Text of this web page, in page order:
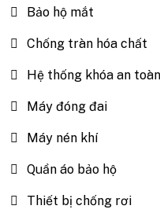
Bảo hộ mắt
Chống tràn hóa chất
Hệ thống khóa an
Máy đóng đai
Máy nén khí
Quần áo bảo hộ
Thiết bị chống rơi